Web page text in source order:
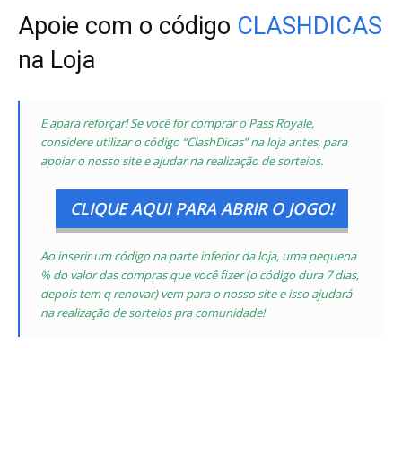
Apoie com o código CLASHDICAS
na Loja
E apara reforçar! Se você for comprar o Pass Royale,
considere utilizar o código “ClashDicas” na loja antes, para
apoiar o nosso site e ajudar na realização de sorteios.
CLIQUE AQUI PARA ABRIR O JOGO!
Ao inserir um código na parte inferior da loja, uma pequena
% do valor das compras que você fizer(o código dura 7 dias,
depois tem q renovar)vem para o nosso site e isso ajudará
na realização de sorteios pra comunidade!